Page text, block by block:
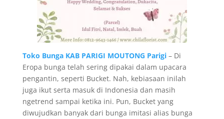
Toko Bunga KAB PARIGI MOUTONG Parigi– Di
Eropa bunga telah sering dipakai dalam upacara
pengantin, seperti Bucket. Nah, kebiasaan inilah
juga ikut serta masuk di Indonesia dan masih
ngetrend sampai ketika ini. Pun, Bucket yang
diwujudkan banyak dari bunga imitasi alias bunga